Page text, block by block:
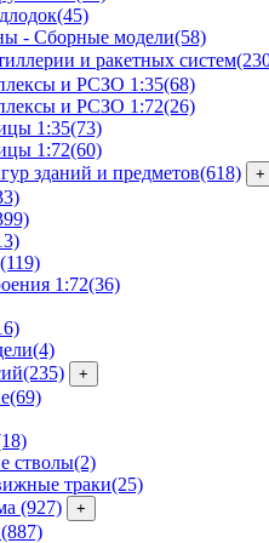
(45)
- Сборные модели(58)
и ракетных систем
и РСЗО 1:35(68)
и РСЗО 1:72(26)
1:35(73)
1:72(60)
зданий и предметов(618) +
(119)
1:72(36)
(4)
(235) +
(69)
стволы(2)
траки(25)
(927) +
(887)